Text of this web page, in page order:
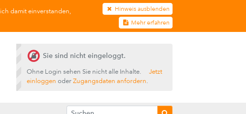
damit einverstanden,
Hinweis ausblenden
Mehr erfahren
Sie sind nicht eingeloggt.
Ohne Login sehen Sie nicht alle Inhalte.
Jetzt
einloggen oderZugangsdaten anfordern.